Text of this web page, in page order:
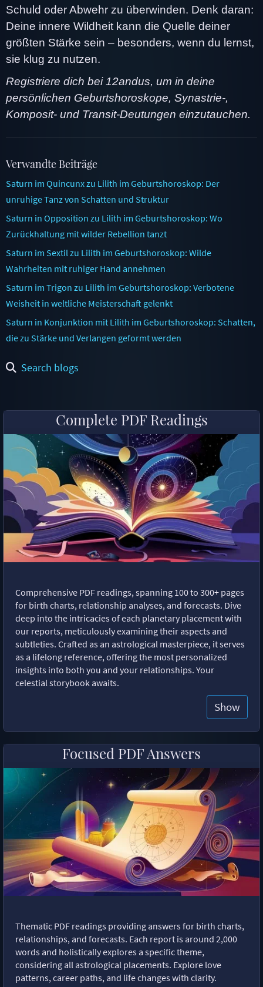
Schuld oder Abwehr zu überwinden. Denk daran:
Deine innere Wildheit kann die Quelle deiner
größten Stärke sein – besonders, wenn du lernst,
sie klug zu nutzen.
Registriere dich bei 12andus, um in deine
persönlichen Geburtshoroskope, Synastrie-,
Komposit- und Transit-Deutungen einzutauchen.
Verwandte Beiträge
Saturn im Quincunx zu Lilith im Geburtshoroskop: Der
unruhige Tanz von Schatten und Struktur
Saturn in Opposition zu Lilith im Geburtshoroskop: Wo
Zurückhaltung mit wilder Rebellion tanzt
Saturn im Sextil zu Lilith im Geburtshoroskop: Wilde
Wahrheiten mit ruhiger Hand annehmen
Saturn im Trigon zu Lilith im Geburtshoroskop: Verbotene
Weisheit in weltliche Meisterschaft gelenkt
Saturn in Konjunktion mit Lilith im Geburtshoroskop: Schatten,
die zu Stärke und Verlangen geformt werden
Search blogs
Complete PDF Readings
Comprehensive PDF readings, spanning 100 to 300+ pages
for birth charts, relationship analyses, and forecasts. Dive
deep into the intricacies of each planetary placement with
our reports, meticulously examining their aspects and
subtleties. Crafted as an astrological masterpiece, it serves
as a lifelong reference, offering the most personalized
insights into both you and your relationships. Your
celestial storybook awaits.
Show
Focused PDF Answers
Thematic PDF readings providing answers for birth charts,
relationships, and forecasts. Each report is around 2,000
words and holistically explores a specific theme,
considering all astrological placements. Explore love
patterns, career paths, and life changes with clarity.